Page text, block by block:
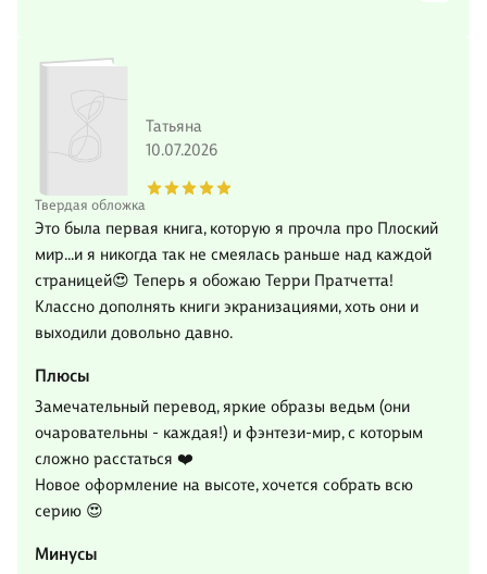
Твердая обложка
Татьяна
10.07.2026
Это была первая книга, которую я прочла про Плоский
мир...и я никогда так не смеялась раньше над каждой
страницей😍 Теперь я обожаю Терри Пратчетта!
Классно дополнять книги экранизациями, хоть они и
выходили довольно давно.
Плюсы
Замечательный перевод, яркие образы ведьм (они
очаровательны - каждая!) и фэнтези-мир, с которым
сложно расстаться ❤️
Новое оформление на высоте, хочется собрать всю
серию 😍
Минусы